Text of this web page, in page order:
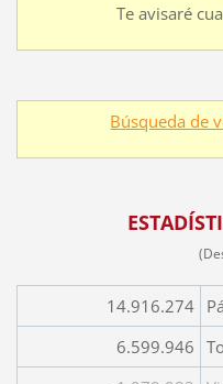
Te avisaré
Búsqueda de
14.916.274
6.599.946